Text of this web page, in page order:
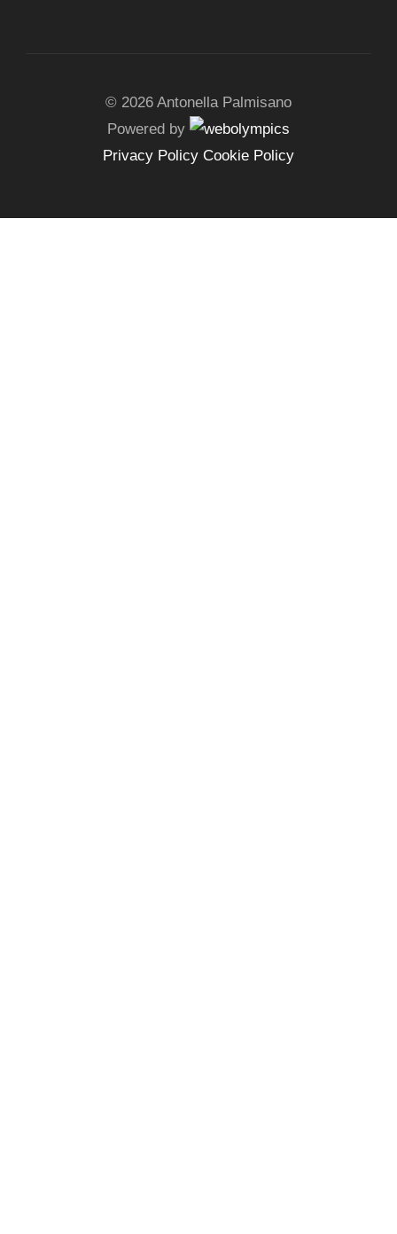
© 2026 Antonella Palmisano
Powered by
Privacy Policy Cookie Policy